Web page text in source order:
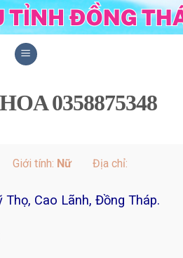
0358875348
Giới tính: Nữ Địa chỉ:
Cao Lãnh, Đồng Tháp.